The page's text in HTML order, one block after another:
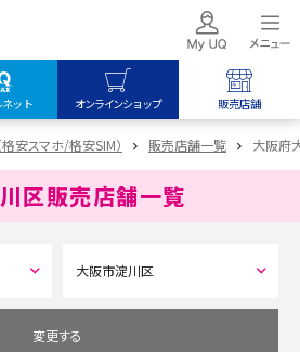
ット オンラインショップ 販売店舗
の方
イト
プ
安スマホ/格安SIM） 販売店舗一覧 大阪府
区販売店舗一覧
変更する